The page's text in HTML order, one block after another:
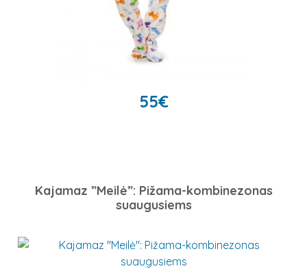
55€
Kajamaz ”Meilė”: Pižama-kombinezonas
suaugusiems